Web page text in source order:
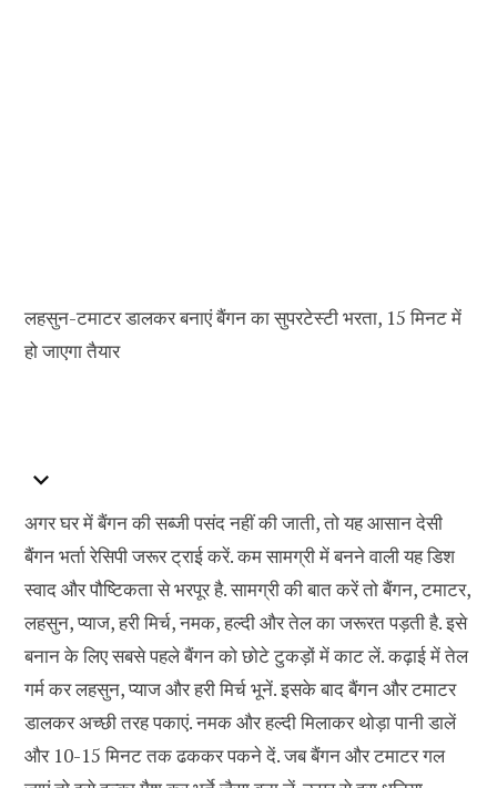
लहसुन-टमाटर डालकर बनाएं बैंगन का सुपरटेस्टी भरता, 15 मिनट में
हो जाएगा तैयार
अगर घर में बैंगन की सब्जी पसंद नहीं की जाती, तो यह आसान देसी
बैंगन भर्ता रेसिपी जरूर ट्राई करें. कम सामग्री में बनने वाली यह डिश
स्वाद और पौष्टिकता से भरपूर है. सामग्री की बात करें तो बैंगन, टमाटर,
लहसुन, प्याज, हरी मिर्च, नमक, हल्दी और तेल का जरूरत पड़ती है. इसे
बनान के लिए सबसे पहले बैंगन को छोटे टुकड़ों में काट लें. कढ़ाई में तेल
गर्म कर लहसुन, प्याज और हरी मिर्च भूनें. इसके बाद बैंगन और टमाटर
डालकर अच्छी तरह पकाएं. नमक और हल्दी मिलाकर थोड़ा पानी डालें
और 10-15 मिनट तक ढककर पकने दें. जब बैंगन और टमाटर गल